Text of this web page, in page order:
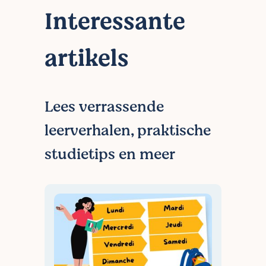
verder!
Interessante
artikels
Lees verrassende
leerverhalen, praktische
studietips en meer